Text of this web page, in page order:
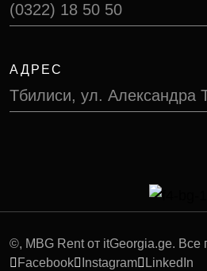
(0322) 18 50 50
АДРЕС
Тбилиси, ул. Александра
©, MBG Rent от itGeorgia.ge.
Facebook
Instagram LinkedIn